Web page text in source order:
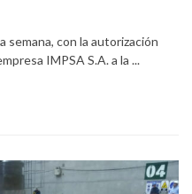
con la autorización
IMPSA S.A. a la ...